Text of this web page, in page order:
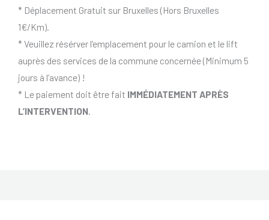
* Déplacement Gratuit sur Bruxelles (Hors Bruxelles
1€/Km).
* Veuillez résérver l’emplacement pour le camion et le lift
auprès des services de la commune concernée (Minimum 5
jours à l’avance) !
* Le paiement doit être fait IMMÉDIATEMENT APRÈS
L’INTERVENTION